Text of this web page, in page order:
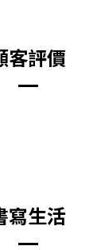
客評價
寫生活